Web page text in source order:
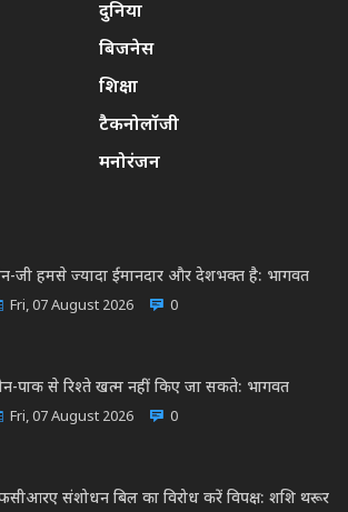
दुनिया
बिजनेस
शिक्षा
टैकनोलॉजी
मनोरंजन
जी हमसे ज्यादा ईमानदार और देशभक्त है: भागवत
Fri, 07 August 2026 0
पाक से रिश्ते खत्म नहीं किए जा सकते: भागवत
Fri, 07 August 2026 0
संशोधन बिल का विरोध करें विपक्ष: शशि थरूर